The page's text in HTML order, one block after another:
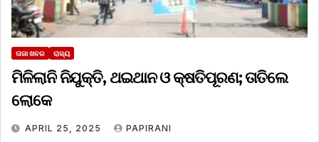
ତାଜା ଖବର ରାଜ୍ୟ
ମିଳିଲାନି ନିଯୁକ୍ତି, ଥଇଥାନ ଓ କ୍ଷତିପୂରଣ; ତାତିଲେ
ଲୋକେ
APRIL 25, 2025 PAPIRANI